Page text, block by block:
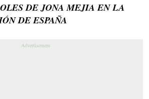
DE JONA MEJIA EN LA
DE ESPAÑA